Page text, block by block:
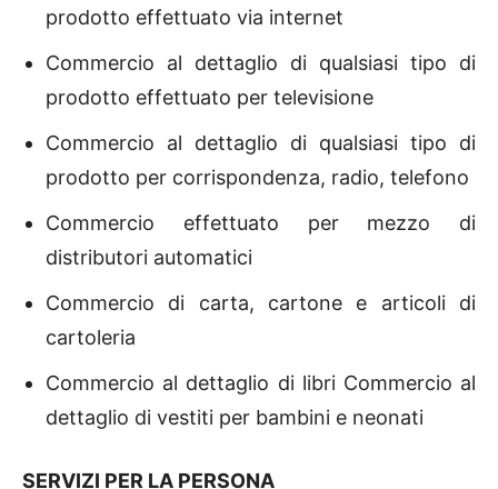
prodotto effettuato via internet
Commercio al dettaglio di qualsiasi tipo di
prodotto effettuato per televisione
Commercio al dettaglio di qualsiasi tipo di
prodotto per corrispondenza, radio, telefono
Commercio effettuato per mezzo di
distributori automatici
Commercio di carta, cartone e articoli di
cartoleria
Commercio al dettaglio di libri Commercio al
dettaglio di vestiti per bambini e neonati
SERVIZI PER LA PERSONA